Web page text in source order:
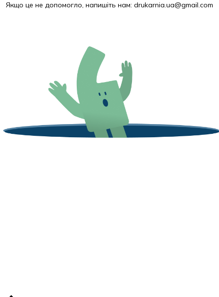
Якщо це не допомогло, напишіть нам: drukarnia.ua@gmail.com